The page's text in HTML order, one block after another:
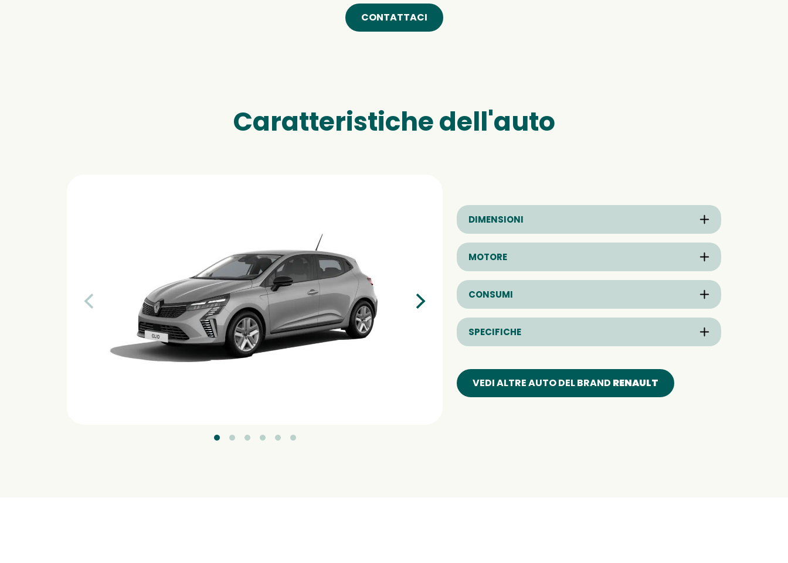
CONTATTACI
Caratteristiche dell'auto
DIMENSIONI
MOTORE
CONSUMI
SPECIFICHE
VEDI ALTRE AUTO DEL BRAND RENAULT